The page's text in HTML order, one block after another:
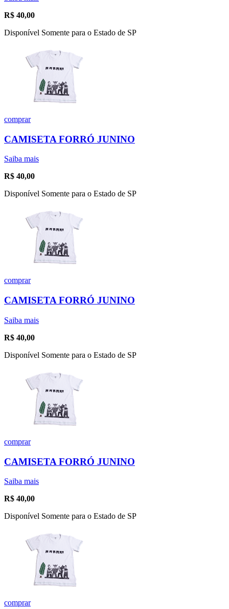
R$ 40,00
Disponível Somente para o Estado de SP
comprar
CAMISETA FORRÓ JUNINO
Saiba mais
R$ 40,00
Disponível Somente para o Estado de SP
comprar
CAMISETA FORRÓ JUNINO
Saiba mais
R$ 40,00
Disponível Somente para o Estado de SP
comprar
CAMISETA FORRÓ JUNINO
Saiba mais
R$ 40,00
Disponível Somente para o Estado de SP
comprar